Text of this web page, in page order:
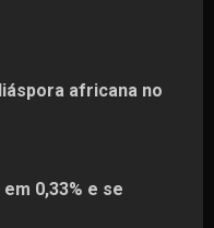
africana no
0,33% e se